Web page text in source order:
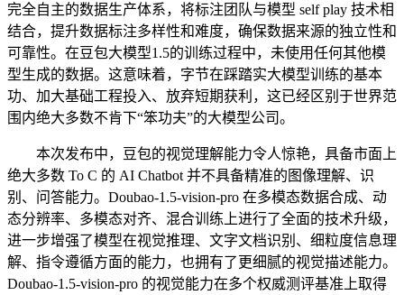
完全自主的数据生产体系，将标注团队与模型 self play 技术相
结合，提升数据标注多样性和难度，确保数据来源的独立性和
可靠性。在豆包大模型1.5的训练过程中，未使用任何其他模
型生成的数据。这意味着，字节在踩踏实大模型训练的基本
功、加大基础工程投入、放弃短期获利，这已经区别于世界范
围内绝大多数不肯下“笨功夫”的大模型公司。
本次发布中，豆包的视觉理解能力令人惊艳，具备市面上
绝大多数 To C 的 AI Chatbot 并不具备精准的图像理解、识
别、问答能力。Doubao-1.5-vision-pro 在多模态数据合成、动
态分辨率、多模态对齐、混合训练上进行了全面的技术升级，
进一步增强了模型在视觉推理、文字文档识别、细粒度信息理
解、指令遵循方面的能力，也拥有了更细腻的视觉描述能力。
Doubao-1.5-vision-pro 的视觉能力在多个权威测评基准上取得